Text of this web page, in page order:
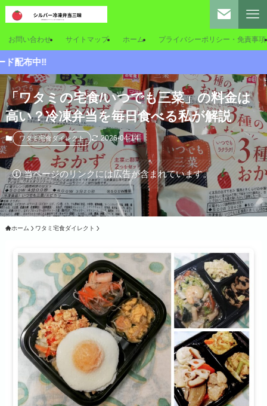
お問い合わせ サイトマップ ホーム プライバシーポリシー・免責事項
「ワタミの宅食/いつでも三菜」の料金は
高い？冷凍弁当を毎日食べる私が解説
ワタミ宅食ダイレクト 2026-04-14
当ページのリンクには広告が含まれています。
ホーム ワタミ宅食ダイレクト